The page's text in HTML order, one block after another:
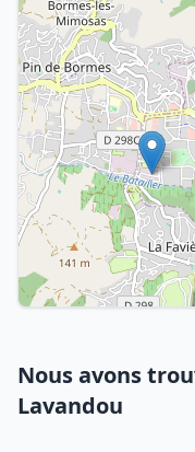
Nous avons
Lavandou